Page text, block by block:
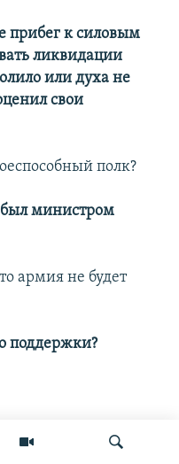
прибег к силовым
ликвидации
или духа не
свои
полк?
министром
армия не будет
поддержки?
было не в его
Тбилиси, Баку,